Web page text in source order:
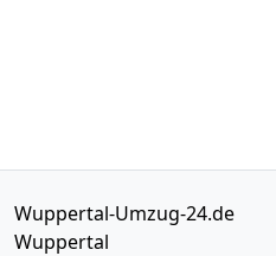
Wuppertal-Umzug-24.de
Wuppertal